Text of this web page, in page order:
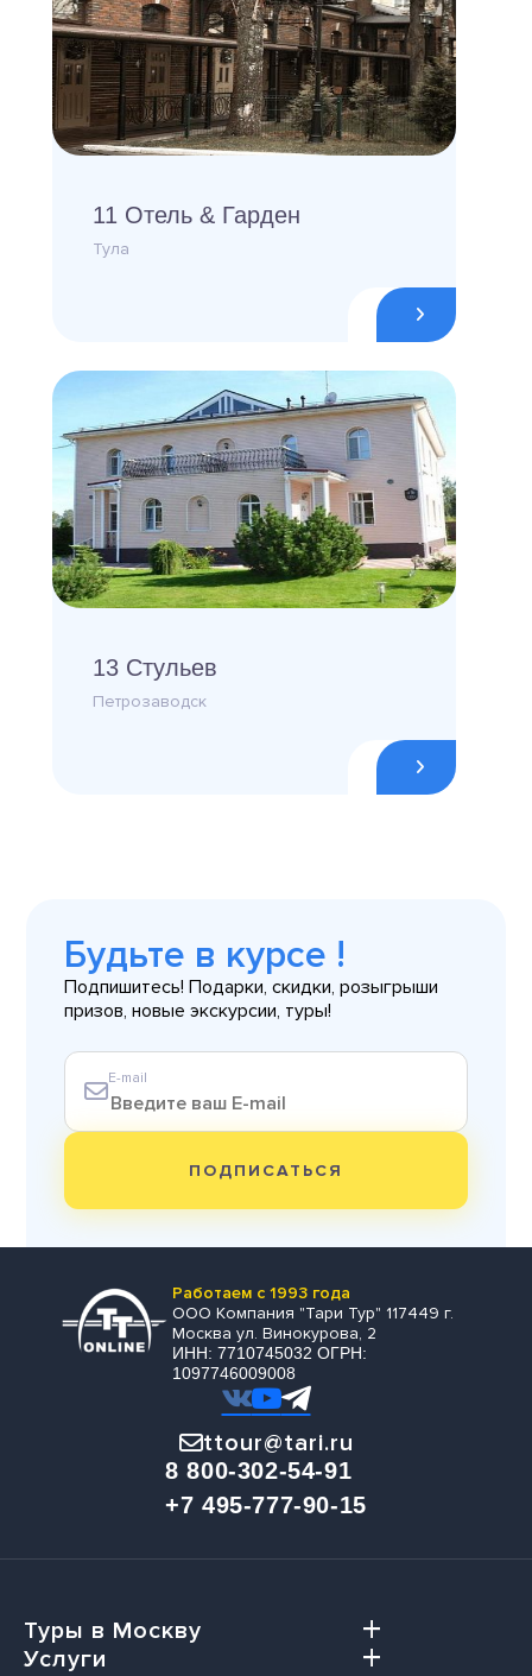
11 Отель & Гарден
Тула
13 Стульев
Петрозаводск
Будьте в курсе !
Подпишитесь! Подарки, скидки, розыгрыши
призов, новые экскурсии, туры!
E-mail
ПОДПИСАТЬСЯ
Работаем с 1993 года
ООО Компания "Тари Тур" 117449 г.
Москва ул. Винокурова, 2
ИНН: 7710745032 ОГРН:
1097746009008
ttour@tari.ru
8 800-302-54-91
+7 495-777-90-15
Туры в Москву
Услуги